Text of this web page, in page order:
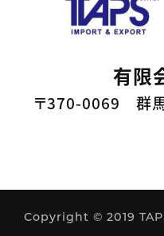
有限
〒370-0069 群
Copyright © 2019